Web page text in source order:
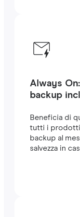
Always
backup
Beneficia di
tutti i prodotti
backup al
salvezza in